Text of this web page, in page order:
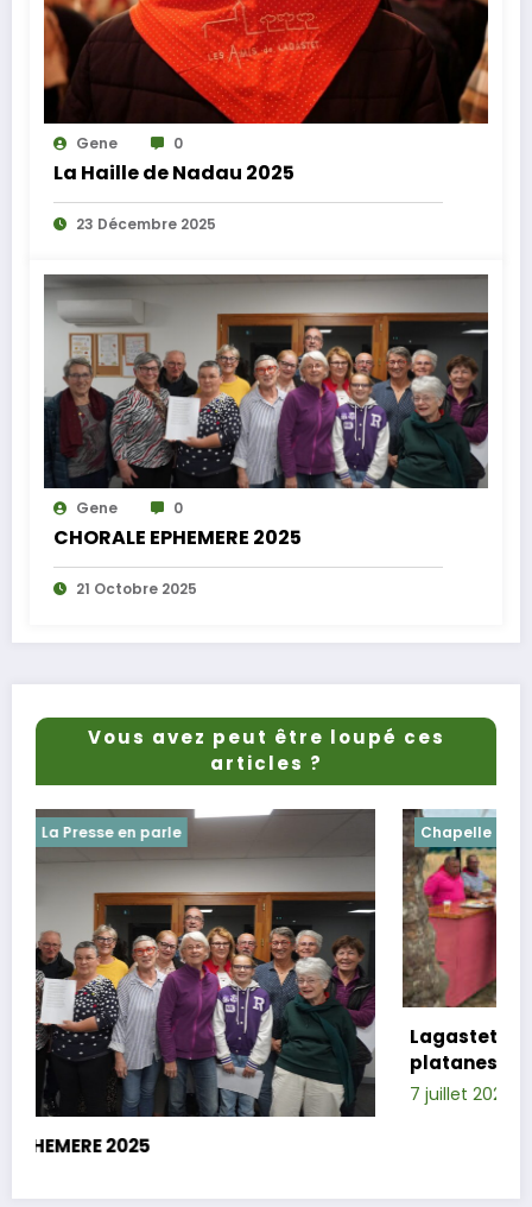
Gene 0
La Haille de Nadau 2025
23 Décembre 2025
Gene 0
CHORALE EPHEMERE 2025
21 Octobre 2025
Vous avez peut être loupé ces
articles ?
Chapelle
Lagastet : le repas champêtre réussi
platanes
7 juillet 2025 Xavier D.